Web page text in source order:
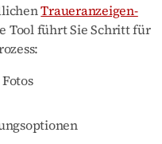
Traueranzeigen-
Tool führt Sie Schritt für